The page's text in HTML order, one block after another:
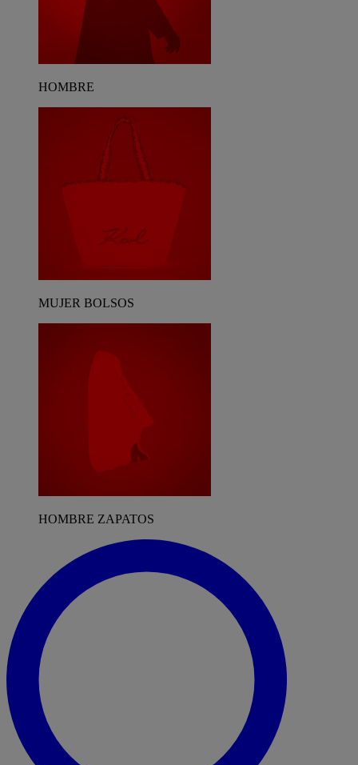
HOMBRE
MUJER BOLSOS
HOMBRE ZAPATOS